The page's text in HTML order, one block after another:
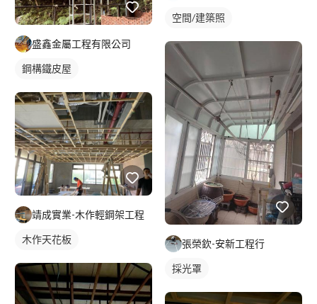
盛鑫金屬工程有限公司
鋼構鐵皮屋
靖成實業-木作輕鋼架工程
木作天花板
空間/建築照
張榮欽-安新工程行
採光罩